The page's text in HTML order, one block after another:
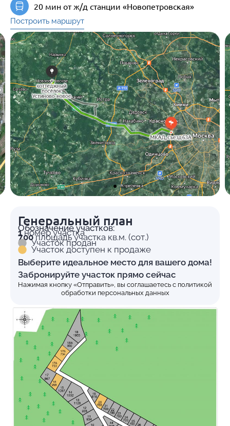
20 мин от ж/д станции «Новопетровская»
Построить маршрут
Генеральный план
Обозначение участков:
1номер участка
700площадь участка кв.м. (сот.)
Участок продан
Участок доступен к продаже
Выберите идеальное место для вашего дома!
Забронируйте участок прямо сейчас
Нажимая кнопку «Отправить», вы соглашаетесь с политикой
обработки персональных данных